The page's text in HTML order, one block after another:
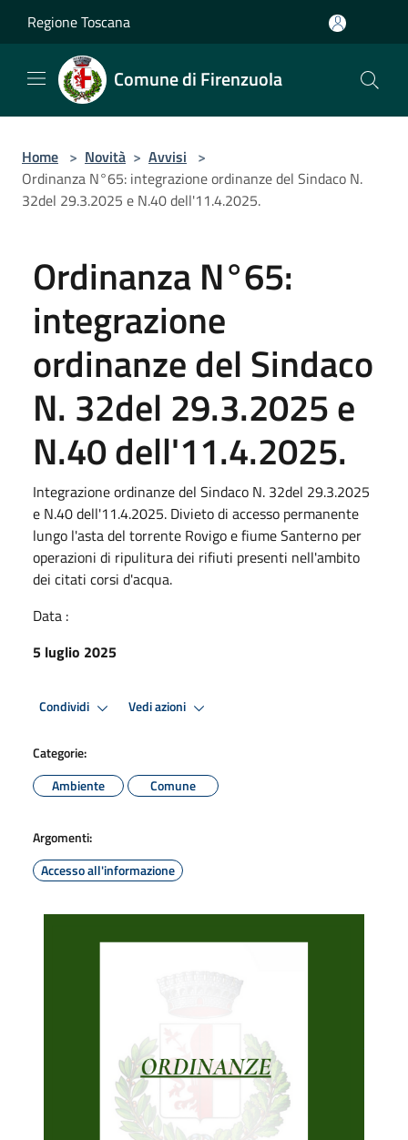
Regione Toscana
Comune di Firenzuola
Home > Novità > Avvisi >
Ordinanza N°65: integrazione ordinanze del Sindaco N.
32del 29.3.2025 e N.40 dell'11.4.2025.
Ordinanza N°65:
integrazione
ordinanze del Sindaco
N. 32del 29.3.2025 e
N.40 dell'11.4.2025.
Integrazione ordinanze del Sindaco N. 32del 29.3.2025
e N.40 dell'11.4.2025. Divieto di accesso permanente
lungo l'asta del torrente Rovigo e fiume Santerno per
operazioni di ripulitura dei rifiuti presenti nell'ambito
dei citati corsi d'acqua.
Data :
5 luglio 2025
Condividi Vedi azioni
Categorie:
Ambiente
Comune
Argomenti:
Accesso all'informazione